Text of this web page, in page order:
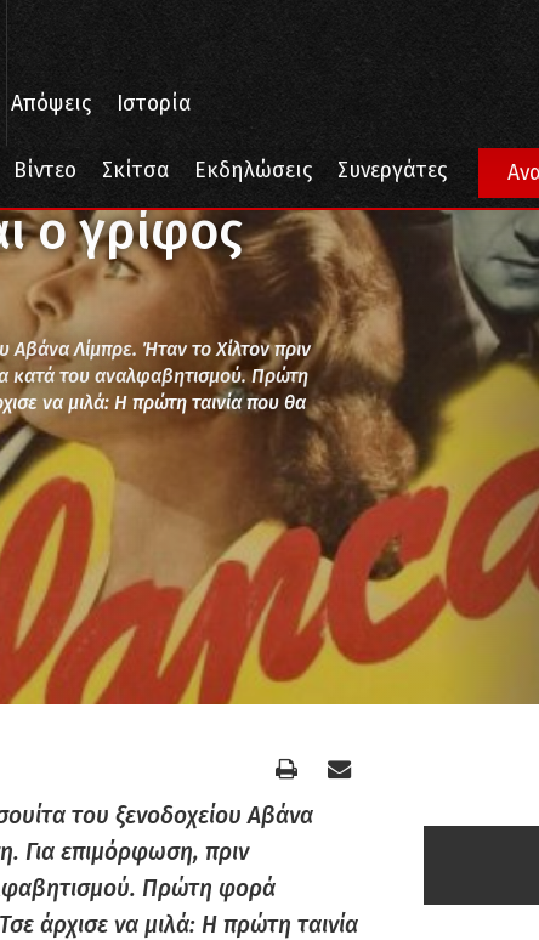
Απόψεις Ιστορία
Βίντεο Σκίτσα Εκδηλώσεις Συνεργάτες
ο γρίφος
Αβάνα Λίμπρε. Ήταν το Χίλτον πριν
κατά του αναλφαβητισμού. Πρώτη
να μιλά: Η πρώτη ταινία που θα
του ξενοδοχείου Αβάνα
Για επιμόρφωση, πριν
Πρώτη φορά
άρχισε να μιλά: Η πρώτη ταινία